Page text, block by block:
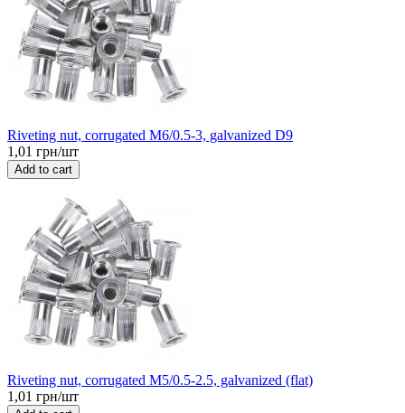
Riveting nut, corrugated M6/0.5-3, galvanized D9
1,01 грн/шт
Add to cart
Riveting nut, corrugated M5/0.5-2.5, galvanized (flat)
1,01 грн/шт